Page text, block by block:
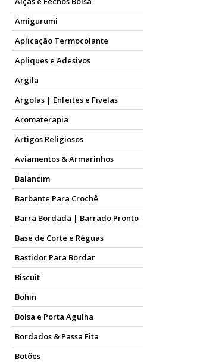
Amigurumi
Aplicação Termocolante
Apliques e Adesivos
Argila
Argolas | Enfeites e Fivelas
Aromaterapia
Artigos Religiosos
Aviamentos & Armarinhos
Balancim
Barbante Para Crochê
Barra Bordada | Barrado Pronto
Base de Corte e Réguas
Bastidor Para Bordar
Biscuit
Bohin
Bolsa e Porta Agulha
Bordados & Passa Fita
Botões